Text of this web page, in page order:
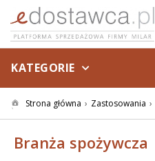
KATEGORIE
Strona główna Zastosowania
Branża spożywcza